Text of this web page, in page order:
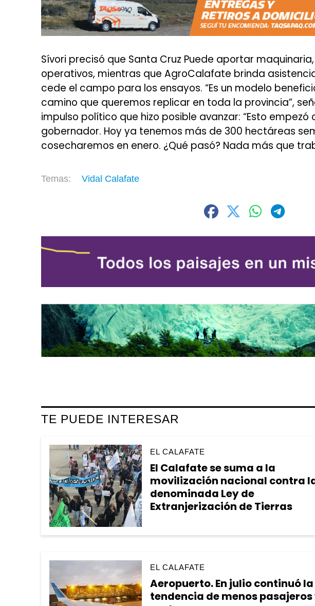
Sívori precisó que Santa Cruz Puede aportar
operativos, mientras que AgroCalafate brinda
cede el campo para los ensayos. “Es un modelo
camino que queremos replicar en toda la provincia”,
impulso político que hizo posible avanzar: “Esto
gobernador. Hoy ya tenemos más de 300 hectáreas
cosecharemos en enero. ¿Qué pasó? Nada más que
Vidal Calafate
TE PUEDE INTERESAR
El Calafate se suma a la
movilización nacional contra
denominada Ley de
Extranjerización de Tierras
EL CALAFATE
Aeropuerto. En julio continuó la
tendencia de menos pasajeros
EL CALAFATE